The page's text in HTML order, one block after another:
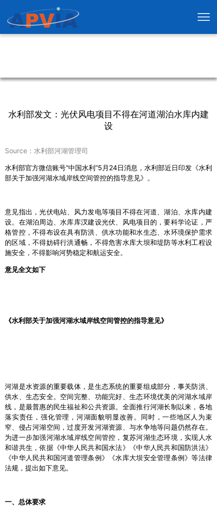
水利部发文：光伏风电项目不得在河道湖泊水库内建
设
Source：水利部河湖管理司
水利部官方微信账号“中国水利”5月24日消息，水利部近日印发《水利
部关于加强河湖水域岸线空间管控的指导意见》。
意见指出，光伏电站、风力发电等项目不得在河道、湖泊、水库内建
设。在湖泊周边、水库库汊建设光伏、风电项目的，要科学论证，严
格管控，不得布设在具有防洪、供水功能和水生态、水环境保护需求
的区域，不得妨碍行洪通畅，不得危害水库大坝和堤防等水利工程设
施安全，不得影响河势稳定和航运安全。
意见全文如下
《水利部关于加强河湖水域岸线空间管控的指导意见》
河湖是水资源的重要载体，是生态系统的重要组成部分，事关防洪、
供水、生态安全。空间完整、功能完好、生态环境优美的河湖水域岸
线，是最普惠的民生福祉和公共资源。全面推行河湖长制以来，各地
落实责任，强化管理，河湖面貌明显改善。同时，一些地区人为束
窄、侵占河湖空间，过度开发河湖资源、与水争地等问题仍然存在。
为进一步加强河湖水域岸线空间管控，复苏河湖生态环境，实现人水
和谐共生，依据《中华人民共和国水法》《中华人民共和国防洪法》
《中华人民共和国河道管理条例》《水库大坝安全管理条例》等法律
法规，提出如下意见。
一、总体要求